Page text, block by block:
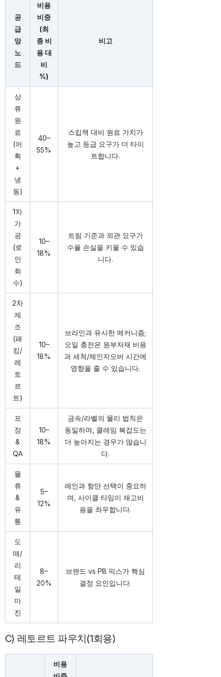
공
급
망
노
드
비용
비중
(최
종 비
용 대
비
%)
비고
상
류
원
료
(어
획
+
냉
동)
40–
55%
스킵잭 대비 원료 가치가
높고 등급 요구가 더 타이
트합니다.
1차
가
공
(로
인
회
수)
10–
18%
트림 기준과 외관 요구가
수율 손실을 키울 수 있습
니다.
2차
제
조
(패
킹/
레
토
르
트)
10–
18%
브라인과 유사한 메커니즘;
오일 충전은 원부자재 비용
과 세척/체인지오버 시간에
영향을 줄 수 있습니다.
포
장
&
QA
10–
18%
금속/라벨의 물리 법칙은
동일하며, 클레임 복잡도는
더 높아지는 경우가 많습니
다.
물
류
&
유
통
5–
12%
레인과 항만 선택이 중요하
며, 사이클 타임이 재고비
용을 좌우합니다.
도
매/
리
테
일
마
진
8–
20%
브랜드 vs PB 믹스가 핵심
결정 요인입니다.
C) 레토르트 파우치(1회용)
비용